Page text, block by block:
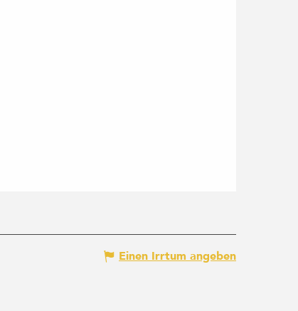
Einen Irrtum angeben